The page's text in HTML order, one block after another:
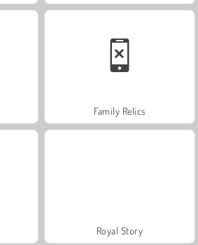
Family Relics
Royal Story